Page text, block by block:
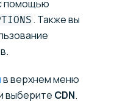
помощью
. Также вы
в верхнем меню
выберите CDN.